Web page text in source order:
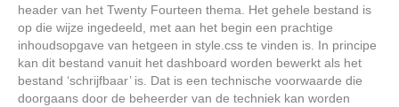
header van het Twenty Fourteen thema. Het gehele bestand is
op die wijze ingedeeld, met aan het begin een prachtige
inhoudsopgave van hetgeen in style.css te vinden is. In principe
kan dit bestand vanuit het dashboard worden bewerkt als het
bestand ‘schrijfbaar’ is. Dat is een technische voorwaarde die
doorgaans door de beheerder van de techniek kan worden